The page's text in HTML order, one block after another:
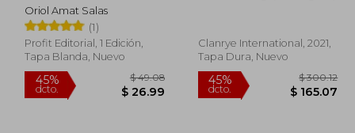
Oriol Amat Salas
(1)
Profit Editorial, 1 Edición,
Tapa Blanda, Nuevo
Clanrye International, 2021,
Tapa Dura, Nuevo